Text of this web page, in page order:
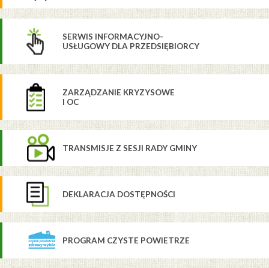
SERWIS INFORMACYJNO-
USŁUGOWY DLA PRZEDSIĘBIORCY
ZARZĄDZANIE KRYZYSOWE
I OC
TRANSMISJE Z SESJI RADY GMINY
DEKLARACJA DOSTĘPNOŚCI
PROGRAM CZYSTE POWIETRZE